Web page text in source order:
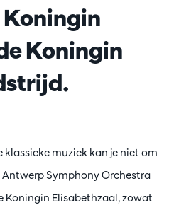
Koningin
klassieke muziek kan je niet om
Symphony Orchestra
Koningin Elisabethzaal, zowat